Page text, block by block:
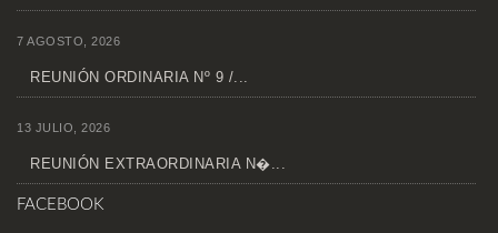
7 AGOSTO, 2026
REUNIÓN ORDINARIA Nº 9 /...
13 JULIO, 2026
REUNIÓN EXTRAORDINARIA N�...
FACEBOOK